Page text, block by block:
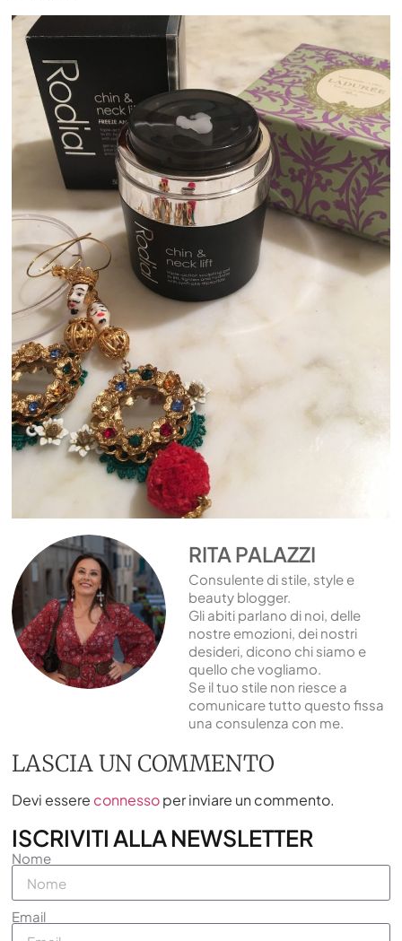
RITA PALAZZI
Consulente di stile, style e
beauty blogger.
Gli abiti parlano di noi, delle
nostre emozioni, dei nostri
desideri, dicono chi siamo e
quello che vogliamo.
Se il tuo stile non riesce a
comunicare tutto questo fissa
una consulenza con me.
LASCIA UN COMMENTO
Devi essere connessoper inviare un commento.
ISCRIVITI ALLA NEWSLETTER
Nome
Email